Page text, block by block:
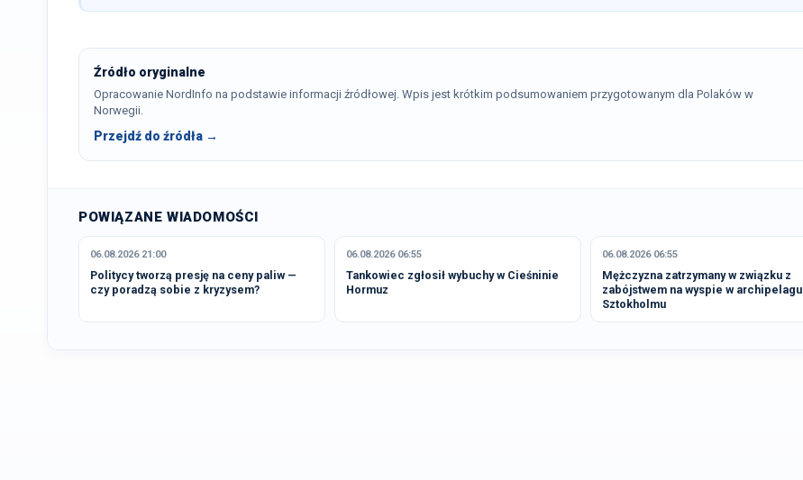
Źródło oryginalne
Opracowanie NordInfo na podstawie informacji źródłowej. Wpis jest krótkim podsumowaniem przygotowanym dla Polaków w
Norwegii.
Przejdź do źródła →
POWIĄZANE WIADOMOŚCI
06.08.2026 21:00
Politycy tworzą presję na ceny paliw —
czy poradzą sobie z kryzysem?
06.08.2026 06:55
Tankowiec zgłosił wybuchy w Cieśninie
Hormuz
06.08.2026 06:55
Mężczyzna zatrzymany w związku z
zabójstwem na wyspie w archipelagu
Sztokholmu